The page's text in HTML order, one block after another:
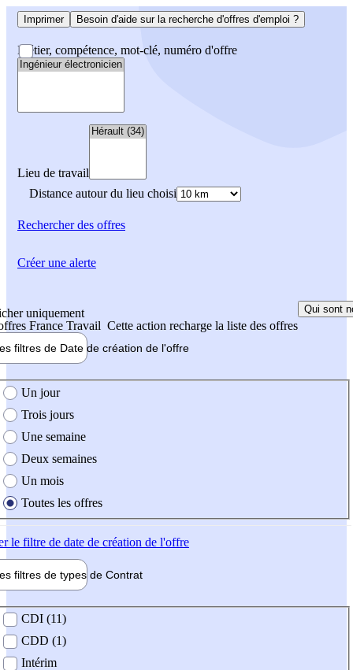
Imprimer Besoin d'aide sur la recherche d'offres d'emploi ?
Métier, compétence, mot-clé, numéro d'offre
Lieu de travail
Distance autour du lieu choisi
Rechercherdes offres
uniquement
France Travail Cette action recharge la liste des offres
Qui sont
filtres de Date de création de l'offre
création de l'offre
Un jour
Trois jours
Une semaine
Deux semaines
Un mois
Toutes les offres
le filtre de date de création de l'offre
filtres de types de Contrat
contrat
CDI (11)
CDD (1)
Intérim
Créer une alerte